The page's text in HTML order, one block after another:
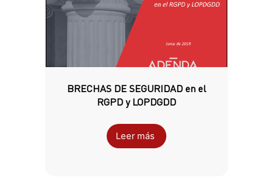
BRECHAS DE SEGURIDAD en el
RGPD y LOPDGDD
Leer más